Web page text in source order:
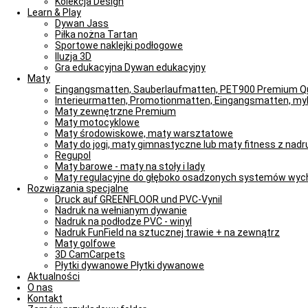
Learn & Play
Dywan Jass
Piłka nożna Tartan
Sportowe naklejki podłogowe
Iluzja 3D
Gra edukacyjna Dywan edukacyjny
Maty
Eingangsmatten, Sauberlaufmatten, PET900 Premium
Interieurmatten, Promotionmatten, Eingangsmatten,
Maty zewnętrzne Premium
Maty motocyklowe
Maty środowiskowe, maty warsztatowe
Maty do jogi, maty gimnastyczne lub maty fitness z
Regupol
Maty barowe - maty na stoły i lady
Maty regulacyjne do głęboko osadzonych systemów
Rozwiązania specjalne
Druck auf GREENFLOOR und PVC-Vynil
Nadruk na wełnianym dywanie
Nadruk na podłodze PVC - winyl
Nadruk FunField na sztucznej trawie + na zewnątrz
Maty golfowe
3D CamCarpets
Płytki dywanowe Płytki dywanowe
Aktualności
O nas
Kontakt